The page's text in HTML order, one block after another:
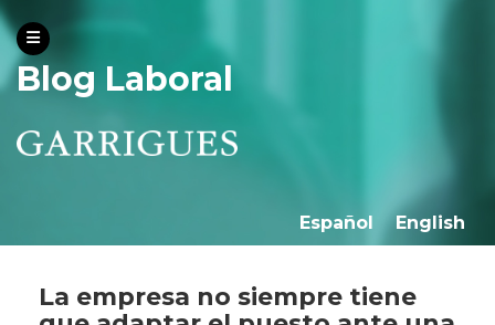
Blog Laboral
Español English
La empresa no siempre tiene